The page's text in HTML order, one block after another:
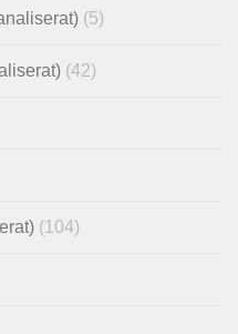
(5)
(42)
(104)